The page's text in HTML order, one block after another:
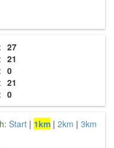
27
21
0
21
0
Start | 1km | 2km | 3km